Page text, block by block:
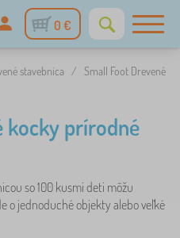
0 €
stavebnica / Small Foot Drevené
kocky prírodné
so 100 kusmi deti môžu
o jednoduché objekty alebo veľké